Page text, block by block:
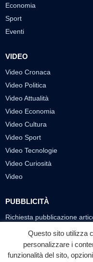
Economia
Sport
Eventi
VIDEO
Video Cronaca
Video Politica
Video Attualità
Video Economia
Video Cultura
Video Sport
Video Tecnologie
Video Curiosità
Video
PUBBLICITÀ
Richiesta pubblicazione
SEGUICI SUI SOCIAL
f
Questo sito utilizza
personalizzare i
funzionalità del sito,